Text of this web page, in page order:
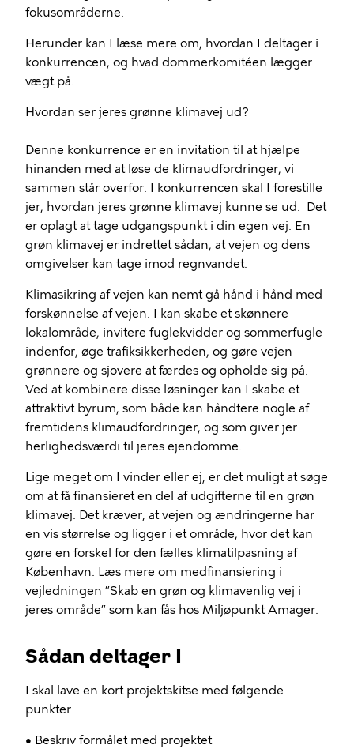
fokusområderne.
Herunder kan I læse mere om, hvordan I deltager i
konkurrencen, og hvad dommerkomitéen lægger
vægt på.
Hvordan ser jeres grønne klimavej ud?
Denne konkurrence er en invitation til at hjælpe
hinanden med at løse de klimaudfordringer, vi
sammen står overfor. I konkurrencen skal I forestille
jer, hvordan jeres grønne klimavej kunne se ud. Det
er oplagt at tage udgangspunkt i din egen vej. En
grøn klimavej er indrettet sådan, at vejen og dens
omgivelser kan tage imod regnvandet.
Klimasikring af vejen kan nemt gå hånd i hånd med
forskønnelse af vejen. I kan skabe et skønnere
lokalområde, invitere fuglekvidder og sommerfugle
indenfor, øge trafiksikkerheden, og gøre vejen
grønnere og sjovere at færdes og opholde sig på.
Ved at kombinere disse løsninger kan I skabe et
attraktivt byrum, som både kan håndtere nogle af
fremtidens klimaudfordringer, og som giver jer
herlighedsværdi til jeres ejendomme.
Lige meget om I vinder eller ej, er det muligt at søge
om at få finansieret en del af udgifterne til en grøn
klimavej. Det kræver, at vejen og ændringerne har
en vis størrelse og ligger i et område, hvor det kan
gøre en forskel for den fælles klimatilpasning af
København. Læs mere om medfinansiering i
vejledningen ”Skab en grøn og klimavenlig vej i
jeres område” som kan fås hos Miljøpunkt Amager.
Sådan deltager I
I skal lave en kort projektskitse med følgende
punkter:
• Beskriv formålet med projektet